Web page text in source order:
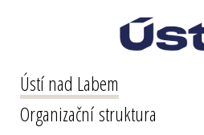
Ústí nad Labem
Organizační struktura